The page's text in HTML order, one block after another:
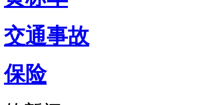
交通事故
保险